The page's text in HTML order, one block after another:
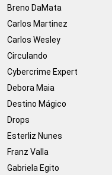
Breno DaMata
Carlos Martinez
Carlos Wesley
Circulando
Cybercrime Expert
Debora Maia
Destino Mágico
Drops
Esterliz Nunes
Franz Valla
Gabriela Egito